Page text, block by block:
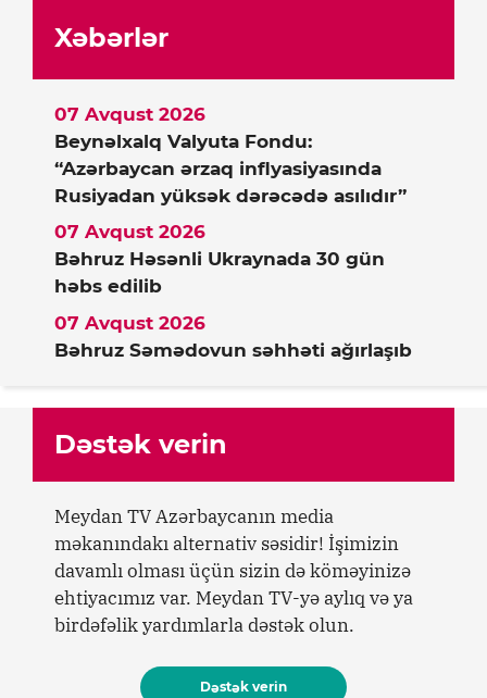
Xəbərlər
Beynəlxalq Valyuta Fondu:
“Azərbaycan ərzaq inflyasiyasında
Rusiyadan yüksək dərəcədə asılıdır”
07 Avqust 2026
Bəhruz Həsənli Ukraynada 30 gün
həbs edilib
07 Avqust 2026
Bəhruz Səmədovun səhhəti ağırlaşıb
07 Avqust 2026
Dəstək verin
Meydan TV Azərbaycanın media
məkanındakı alternativ səsidir! İşimizin
davamlı olması üçün sizin də köməyinizə
ehtiyacımız var. Meydan TV-yə aylıq və ya
birdəfəlik yardımlarla dəstək olun.
Dəstək verin